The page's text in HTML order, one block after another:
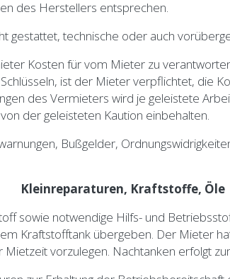
des Herstellers entsprechen.
gestattet, technische oder auch
Kosten für vom Mieter zu
ist der Mieter verpflichtet, die
des Vermieters wird je geleistete
der geleisteten Kaution einbehalten.
Bußgelder,
Kraftstoffe, Öle
sowie notwendige Hilfs- und
Kraftstofftank übergeben. Der Mieter
Mietzeit vorzulegen. Nachtanken erfolgt